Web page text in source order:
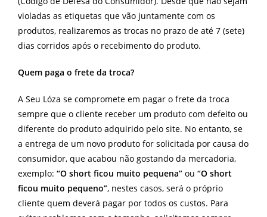
violadas as etiquetas que vão juntamente com os
produtos, realizaremos as trocas no prazo de até 7 (sete)
dias corridos após o recebimento do produto.
Quem paga o frete da troca?
A Seu Lóza se compromete em pagar o frete da troca
sempre que o cliente receber um produto com defeito ou
diferente do produto adquirido pelo site. No entanto, se
a entrega de um novo produto for solicitada por causa do
consumidor, que acabou não gostando da mercadoria,
exemplo: “O short ficou muito pequena” ou “O short
ficou muito pequeno”, nestes casos, será o próprio
cliente quem deverá pagar por todos os custos. Para